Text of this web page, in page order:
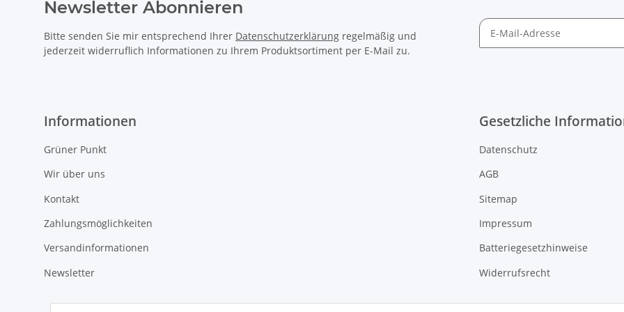
Newsletter Abonnieren
Bitte senden Sie mir entsprechend Ihrer Datenschutzerklärung regelmäßig und
jederzeit widerruflich Informationen zu Ihrem Produktsortiment per E-Mail zu.
Informationen
Grüner Punkt
Wir über uns
Kontakt
Zahlungsmöglichkeiten
Versandinformationen
Newsletter
Gesetzliche
Datenschutz
AGB
Sitemap
Impressum
Batteriegesetzhinweise
Widerrufsrecht